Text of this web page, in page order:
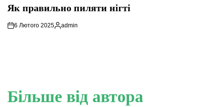
У
Як правильно пиляти нігті
6 Лютого 2025
Опубліковано
admin
Більше від автора